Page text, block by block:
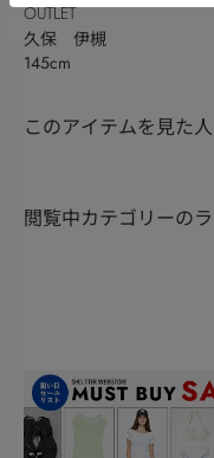
OUTLET
久保 伊槻
145cm
このアイテムを見た
閲覧中カテゴリーの